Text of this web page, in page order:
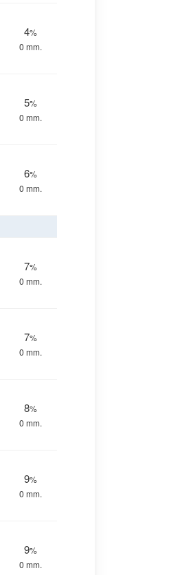
4%
0 mm.
5%
0 mm.
6%
0 mm.
7%
0 mm.
7%
0 mm.
8%
0 mm.
9%
0 mm.
9%
0 mm.